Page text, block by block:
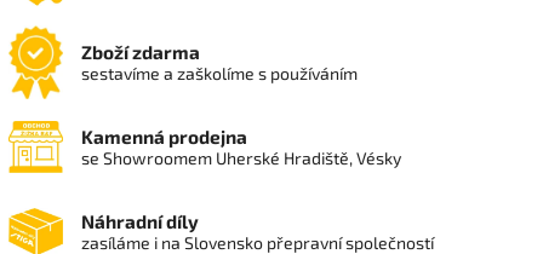
Zboží zdarma
sestavíme a zaškolíme s používáním
Kamenná prodejna
se Showroomem Uherské Hradiště, Vésky
Náhradní díly
zasíláme i na Slovensko přepravní společností